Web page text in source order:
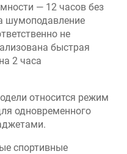
— 12 часов без
шумоподавление
не
быстрая
2 часа
относится режим
одновременного
спортивные